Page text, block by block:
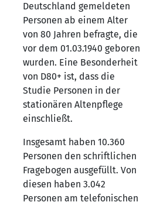
Deutschland gemeldeten
Personen ab einem Alter
von 80 Jahren befragte, die
vor dem 01.03.1940 geboren
wurden. Eine Besonderheit
von D80+ ist, dass die
Studie Personen in der
stationären Altenpflege
einschließt.
Insgesamt haben 10.360
Personen den schriftlichen
Fragebogen ausgefüllt. Von
diesen haben 3.042
Personen am telefonischen